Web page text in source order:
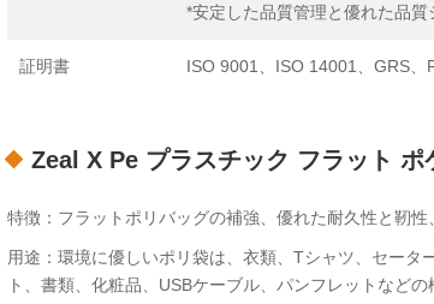
*安定した品質管理と優れた品質
証明書 ISO 9001、ISO 14001、GRS、
Zeal X Pe プラスチック フラット
特徴：フラットポリバッグの補強、優れた耐久性と靭
用途：環境に優しいポリ袋は、衣類、Tシャツ、セー
ト、書類、化粧品、USBケーブル、パンフレットなど